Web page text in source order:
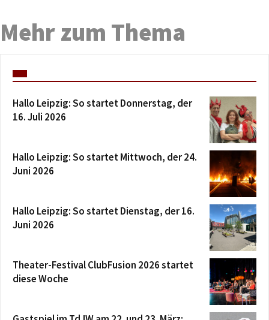
Mehr zum Thema
Hallo Leipzig: So startet Donnerstag, der
16. Juli 2026
Hallo Leipzig: So startet Mittwoch, der 24.
Juni 2026
Hallo Leipzig: So startet Dienstag, der 16.
Juni 2026
Theater-Festival ClubFusion 2026 startet
diese Woche